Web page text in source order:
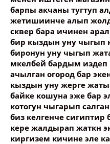
барпы акчаны тугтуп
жетишиинче алып
сквер бара ичинен
бир кыздын уну чыгып
биронун уну чыгып
мкелбей бардым издеп
ачылган огород бар
кыздын уну жерге
байке кошуна эже бар
котогун чыгарып
биз келгенче сигиптир
кере жалдырап жаткн
киргизем кичине эле